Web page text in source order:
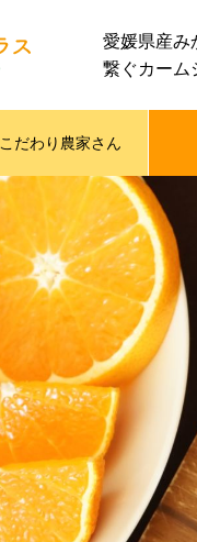
愛媛県産み
繋ぐカーム
こだわり農家さん